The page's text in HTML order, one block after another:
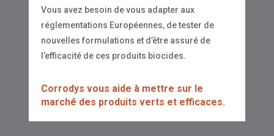
Vous avez besoin de vous adapter aux
réglementations Européennes, de tester de
nouvelles formulations et d’être assuré de
l’efficacité de ces produits biocides.
Corrodys vous aide à mettre sur le
marché des produits verts et efficaces.